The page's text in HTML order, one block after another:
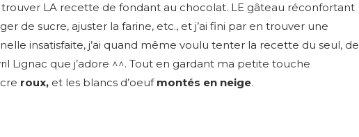
LA recette de fondant au chocolat. LE gâteau réconfortant
de sucre, ajuster la farine, etc., et j’ai fini par en trouver une
insatisfaite, j’ai quand même voulu tenter la recette du seul, de
Lignac que j’adore ^^. Tout en gardant ma petite touche
roux, et les blancs d’oeuf montés en neige.